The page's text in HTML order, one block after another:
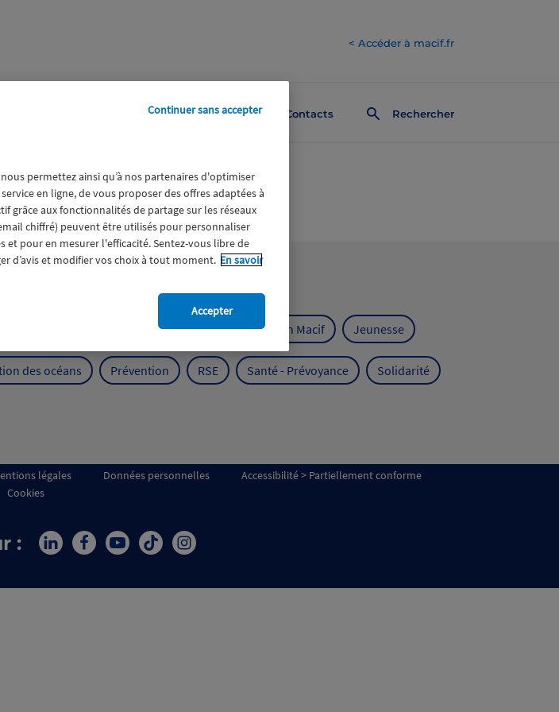
< Accéder à macif.fr
Contacts Rechercher
Expérience clients Fondation Macif Jeunesse
des océans Prévention RSE Santé - Prévoyance Solidarité
légales Données personnelles
Accessibilité > Partiellement conforme
Cookies
:
permettez ainsi qu’à nos partenaires d'optimiser
en ligne, de vous proposer des offres adaptées à
grâce aux fonctionnalités de partage sur les réseaux
chiffré) peuvent être utilisés pour personnaliser
et pour en mesurer l'efficacité. Sentez-vous libre de
d’avis et modifier vos choix à tout moment. En savoir
Continuer sans accepter
Accepter